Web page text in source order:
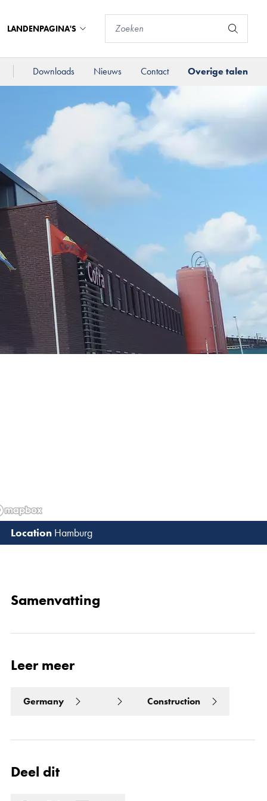
LANDENPAGINA'S
Downloads Nieuws Contact Overige talen
Hamburg
Samenvatting
Leer meer
Germany Construction
Deel dit